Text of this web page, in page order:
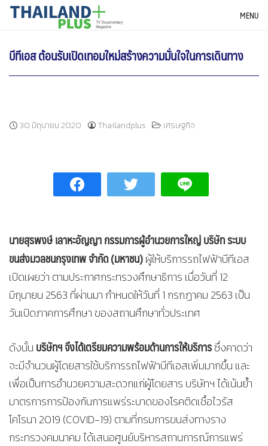
SkipTHAILANDPLUS NEWS MENU
บีทีเอส ต้อนรับเปิดเทอมใหม่สร้างความมั่นใจในการเดินทาง
30 มิถุนายน 2020 Thailandplus เศรษฐกิจ
นายสุรพงษ์ เลาหะอัญญา กรรมการผู้อำนวยการใหญ่ บริษัท ระบบ
ขนส่งมวลชนกรุงเทพ จำกัด (มหาชน)ผู้ให้บริการรถไฟฟ้าบีทีเอส
เปิดเผยว่า ตามประกาศกระทรวงศึกษาธิการ เมื่อวันที่ 12
มิถุนายน 2563 ที่ผ่านมา กำหนดให้วันที่ 1 กรกฎาคม 2563 เป็น
วันเปิดภาคการศึกษา ของสถานศึกษาทั่วประเทศ
ดังนั้น บริษัทฯ จึงได้เตรียมความพร้อมด้านการให้บริการซึ่งคาดว่า
จะมีจำนวนผู้โดยสารใช้บริการรถไฟฟ้าบีทีเอสเพิ่มมากขึ้น และ
เพื่อเป็นการอำนวยความสะดวกแก่ผู้โดยสาร บริษัทฯ ได้เน้นย้ำ
มาตรการการป้องกันการแพร่ระบาดของโรคติดเชื้อไวรัส
โคโรนา 2019 (COVID-19) ตามที่กรมการขนส่งทางราง
กระทรวงคมนาคม ได้เสนอศูนย์บริหารสถานการณ์การแพร่